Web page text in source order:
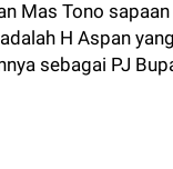
Mas Tono
H Aspan
sebagai PJ